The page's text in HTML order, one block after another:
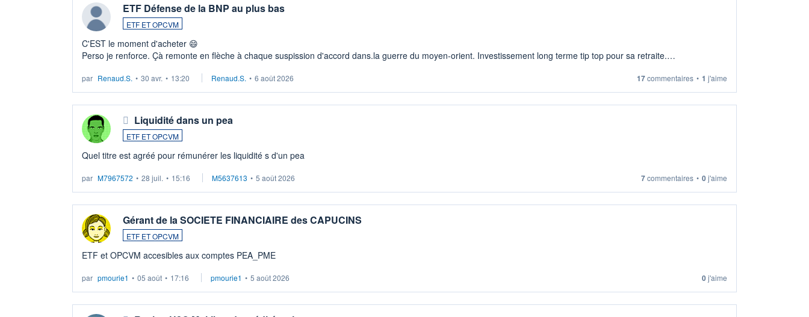
ETF Défense de la BNP au plus bas
ETF ET OPCVM
C'EST le moment d'acheter 😄​
Perso je renforce. Çà remonte en flèche à chaque suspission d'accord dans.la guerre du moyen-orient. Investissement long terme tip top pour sa retraite.
par Renaud.S. • 30 avr. • 13:20 Renaud.S. • 6 août 2026 17commentaires • 1 j'aime
Liquidité dans un pea
ETF ET OPCVM
Quel titre est agréé pour rémunérer les liquidité s d'un pea
par M7967572 • 28 juil. • 15:16 M5637613 • 5 août 2026 7commentaires • 0j'aime
Gérant de la SOCIETE FINANCIAIRE des CAPUCINS
ETF ET OPCVM
ETF et OPCVM accesibles aux comptes PEA_PME
par pmourie1 • 05 août • 17:16 pmourie1 • 5 août 2026 0j'aime